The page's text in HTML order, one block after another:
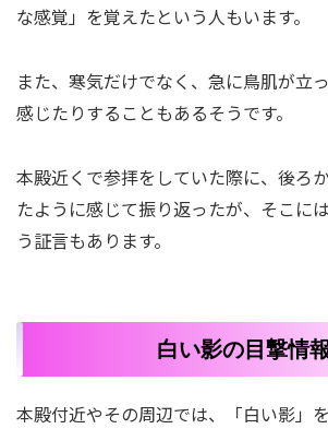
な感覚」を覚えたという人もいます。
また、寒気だけでなく、急に鳥肌が立
感じたりすることもあるそうです。
本殿近くで参拝をしていた際に、後ろ
たように感じて振り返ったが、そこに
う証言もあります。
白い影の目撃情
本殿付近やその周辺では、「白い影」